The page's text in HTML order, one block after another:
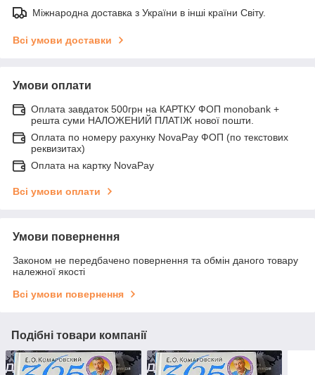
Міжнародна доставка з України в інші країни Світу.
Всі умови доставки
Умови оплати
Оплата завдаток 500грн на КАРТКУ ФОП monobank +
решта суми НАЛОЖЕНИЙ ПЛАТІЖ нової пошти.
Оплата по номеру рахунку NovaPay ФОП (по текстових
реквизитах)
Оплата на картку NovaPay
Всі умови оплати
Умови повернення
Законом не передбачено повернення та обмін даного товару
належної якості
Всі умови повернення
Подібні товари компанії